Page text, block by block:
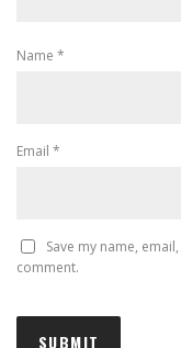
Name *
Email *
Save my name,
comment.